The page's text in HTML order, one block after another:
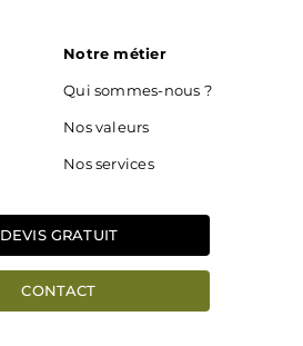
Notre métier
Qui sommes-nous ?
Nos valeurs
Nos services
DEVIS GRATUIT
CONTACT